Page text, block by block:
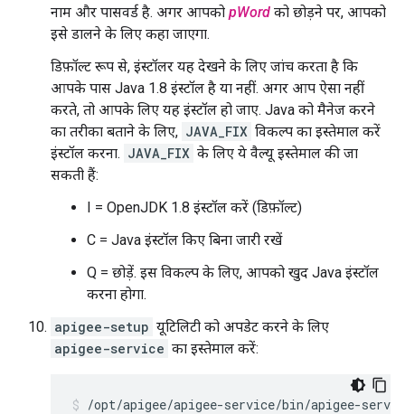
नाम और पासवर्ड है. अगर आपको pWord को छोड़ने पर, आपको
इसे डालने के लिए कहा जाएगा.
डिफ़ॉल्ट रूप से, इंस्टॉलर यह देखने के लिए जांच करता है कि
आपके पास Java 1.8 इंस्टॉल है या नहीं. अगर आप ऐसा नहीं
करते, तो आपके लिए यह इंस्टॉल हो जाए. Java को मैनेज करने
का तरीका बताने के लिए, JAVA_FIX विकल्प का इस्तेमाल करें
इंस्टॉल करना. JAVA_FIX के लिए ये वैल्यू इस्तेमाल की जा
सकती हैं:
I = OpenJDK 1.8 इंस्टॉल करें (डिफ़ॉल्ट)
C = Java इंस्टॉल किए बिना जारी रखें
Q = छोड़ें. इस विकल्प के लिए, आपको खुद Java इंस्टॉल
करना होगा.
apigee-setup यूटिलिटी को अपडेट करने के लिए
apigee-service का इस्तेमाल करें:
/opt/apigee/apigee-service/bin/apigee-